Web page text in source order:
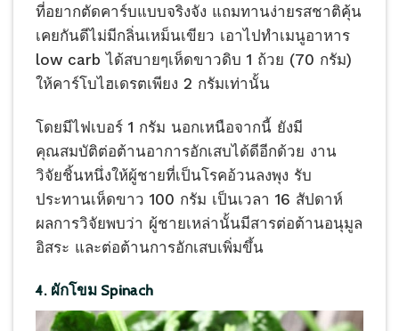
ที่อยากตัดคาร์บแบบจริงจัง แถมทานง่ายรสชาติคุ้น
เคยกันดีไม่มีกลิ่นเหม็นเขียว เอาไปทำเมนูอาหาร
low carb ได้สบายๆเห็ดขาวดิบ 1 ถ้วย (70 กรัม)
ให้คาร์โบไฮเดรตเพียง 2 กรัมเท่านั้น
โดยมีไฟเบอร์ 1 กรัม นอกเหนือจากนี้ ยังมี
คุณสมบัติต่อต้านอาการอักเสบได้ดีอีกด้วย งาน
วิจัยชิ้นหนึ่งให้ผู้ชายที่เป็นโรคอ้วนลงพุง รับ
ประทานเห็ดขาว 100 กรัม เป็นเวลา 16 สัปดาห์
ผลการวิจัยพบว่า ผู้ชายเหล่านั้นมีสารต่อต้านอนุมูล
อิสระ และต่อต้านการอักเสบเพิ่มขึ้น
4. ผักโขม Spinach